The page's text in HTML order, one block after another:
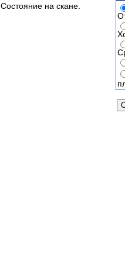
Состояние на скане.